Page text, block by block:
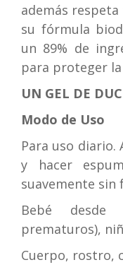
además
su fórmula
un 89% de
para proteger
UN GEL DE
Modo de Uso
Para uso diario.
y hacer
suavemente sin
Bebé desde
prematuros),
Cuerpo, rostro,